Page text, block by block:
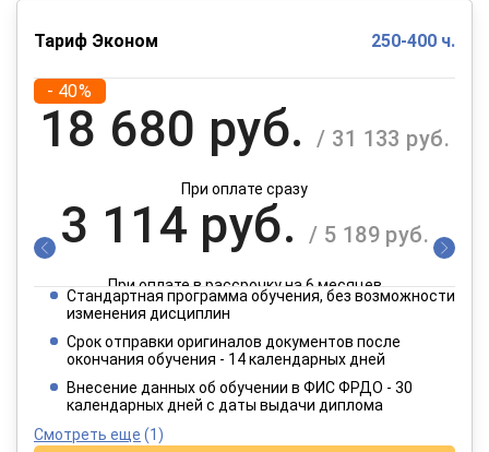
Тариф Эконом 250-400 ч.
- 40%
18 680 руб. / 31 133 руб.
При оплате сразу
3 114 руб. / 5 189 руб.
При оплате в рассрочку на 6 месяцев
1 557 руб.
При оплате в рассрочку на 12 месяцев
Стандартная программа обучения, без возможности
изменения дисциплин
Срок отправки оригиналов документов после
окончания обучения - 14 календарных дней
Внесение данных об обучении в ФИС ФРДО - 30
календарных дней с даты выдачи диплома
Смотреть еще (1)